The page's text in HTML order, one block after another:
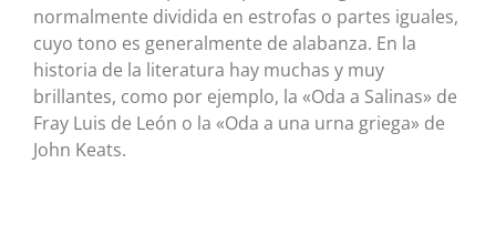
normalmente dividida en estrofas o partes iguales,
cuyo tono es generalmente de alabanza. En la
historia de la literatura hay muchas y muy
brillantes, como por ejemplo, la «Oda a Salinas» de
Fray Luis de León o la «Oda a una urna griega» de
John Keats.